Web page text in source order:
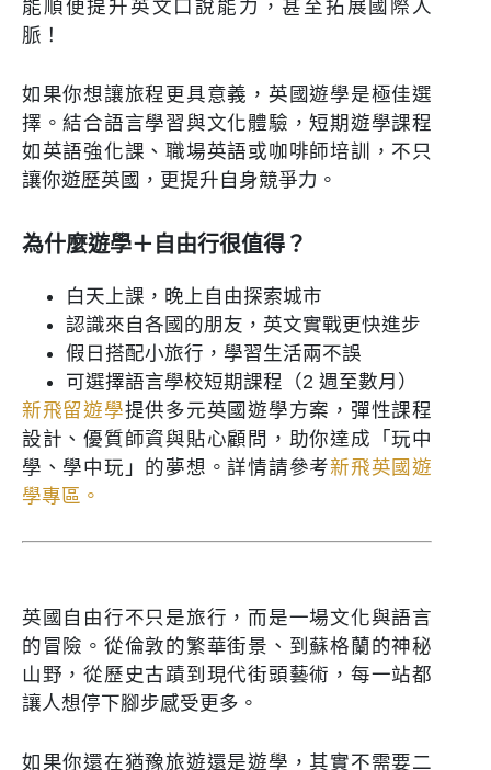
能順便提升英文口說能力，甚至拓展國際人
脈！
如果你想讓旅程更具意義，英國遊學是極佳選
擇。結合語言學習與文化體驗，短期遊學課程
如英語強化課、職場英語或咖啡師培訓，不只
讓你遊歷英國，更提升自身競爭力。
為什麼遊學＋自由行很值得？
白天上課，晚上自由探索城市
認識來自各國的朋友，英文實戰更快進步
假日搭配小旅行，學習生活兩不誤
可選擇語言學校短期課程（2 週至數月）
新飛留遊學提供多元英國遊學方案，彈性課程
設計、優質師資與貼心顧問，助你達成「玩中
學、學中玩」的夢想。詳情請參考新飛英國遊
學專區 。
英國自由行不只是旅行，而是一場文化與語言
的冒險。從倫敦的繁華街景、到蘇格蘭的神秘
山野，從歷史古蹟到現代街頭藝術，每一站都
讓人想停下腳步感受更多。
如果你還在猶豫旅遊還是遊學，其實不需要二